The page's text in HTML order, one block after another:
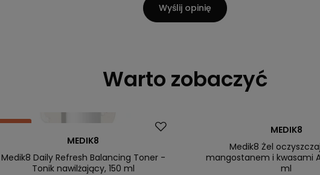
Wyślij opinię
Warto zobaczyć
Okazja
MEDIK8
Medik8 Daily Refresh Balancing Toner -
Tonik nawilżający, 150 ml
MEDIK8
Medik8 Żel
mangostanem i kwasami
ml